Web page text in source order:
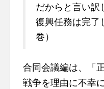
だからと言い訳
復興任務は完了
巻）
合同会議編は、「
戦争を理由に不幸